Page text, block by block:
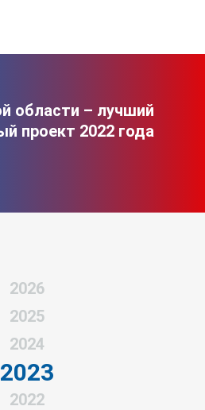
области – лучший
проект 2022 года
2026
2025
2024
2023
2022